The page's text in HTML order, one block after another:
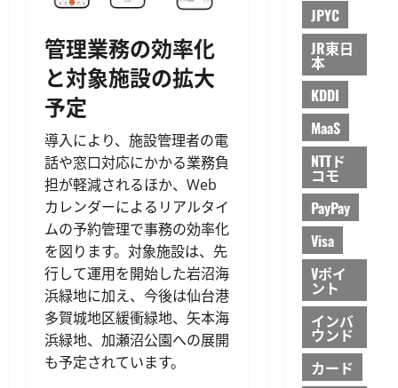
管理業務の効率化
と対象施設の拡大
予定
導入により、施設管理者の電
話や窓口対応にかかる業務負
担が軽減されるほか、Web
カレンダーによるリアルタイ
ムの予約管理で事務の効率化
を図ります。対象施設は、先
行して運用を開始した岩沼海
浜緑地に加え、今後は仙台港
多賀城地区緩衝緑地、矢本海
浜緑地、加瀬沼公園への展開
も予定されています。
JPYC
JR東日
本
KDDI
MaaS
NTTド
コモ
PayPay
Visa
Vポイ
ント
インバ
ウンド
カード